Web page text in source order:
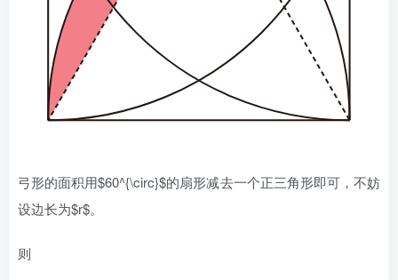
弓形的面积用$60^{\circ}$的扇形减去一个正三角形即可，不妨
设边长为$r$。
则